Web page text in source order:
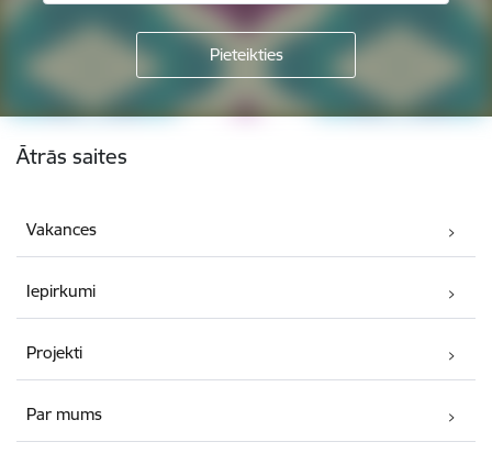
Kājene
Ātrās saites
Vakances
Iepirkumi
Projekti
Par mums